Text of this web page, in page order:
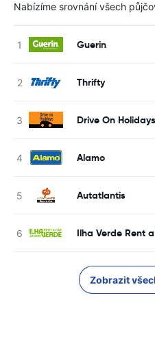
Nabízíme srovnání všech
Guerin
Thrifty
Drive On Holidays
Alamo
Autatlantis
Ilha Verde Rent
Zobrazit